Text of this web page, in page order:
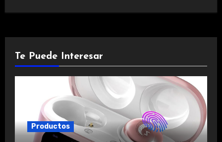
Te Puede Interesar
Productos